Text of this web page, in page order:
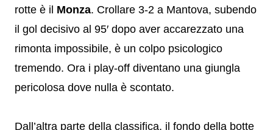
rotte è il Monza. Crollare 3-2 a Mantova, subendo
il gol decisivo al 95′ dopo aver accarezzato una
rimonta impossibile, è un colpo psicologico
tremendo. Ora i play-off diventano una giungla
pericolosa dove nulla è scontato.
Dall’altra parte della classifica, il fondo della botte